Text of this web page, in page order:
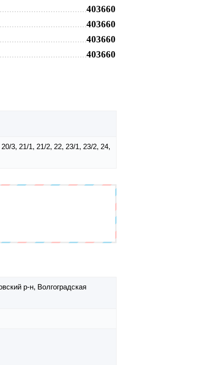
403660
403660
403660
403660
3, 21/1, 21/2, 22, 23/1, 23/2, 24,
р-н, Волгоградская